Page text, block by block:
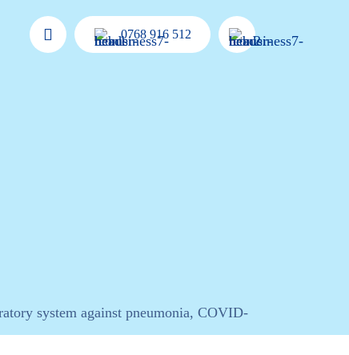
0768 916 512